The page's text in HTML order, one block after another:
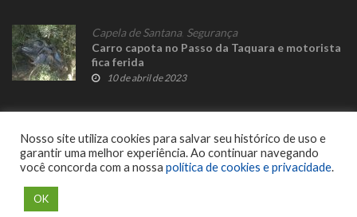
Capela de Santana, Segurança
Carro capota no Passo da Taquara e motorista
fica ferida
10 de abril de 2023
Nosso site utiliza cookies para salvar seu histórico de uso e
garantir uma melhor experiência. Ao continuar navegando
você concorda com a nossa política de cookies e privacidade.
OK